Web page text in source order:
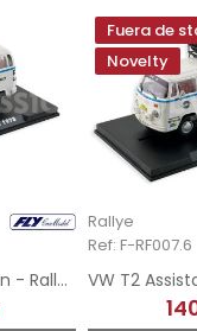
VW T2 Assistance Van - Rally Safari 78 N5
Fuera de
Novelty
Rallye
Ref: F-RF007.6